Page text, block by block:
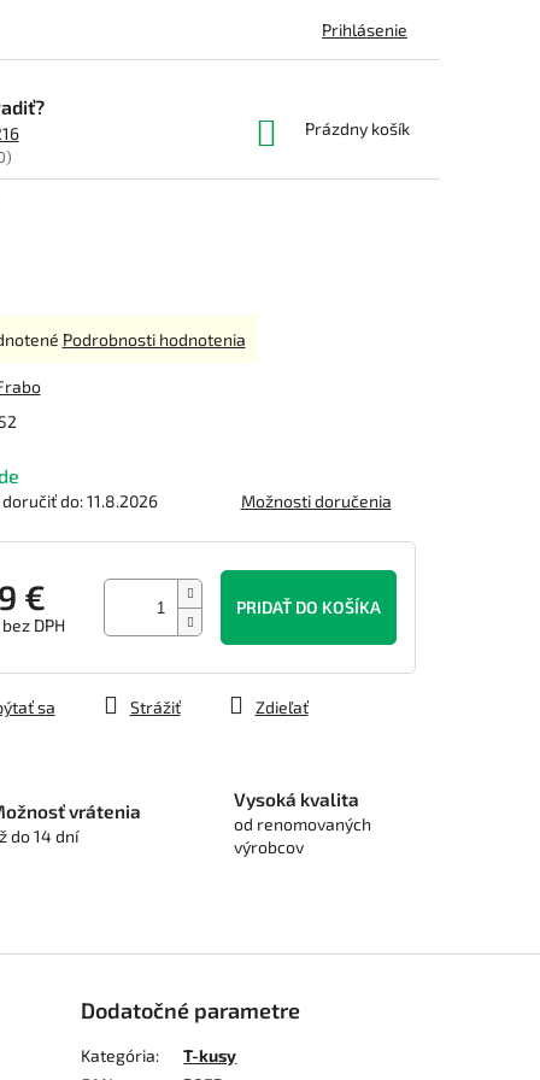
Prihlásenie
NÁKUPNÝ
Prázdny košík
do: 11.8.2026 Možnosti doručenia
€
DPH
PRIDAŤ DO KOŠÍKA
sa Strážiť Zdieľať
Podrobnosti hodnotenia
vrátenia
do 14 dní
Vysoká kvalita
od renomovaných
výrobcov
Dodatočné parametre
Kategória:
T-kusy